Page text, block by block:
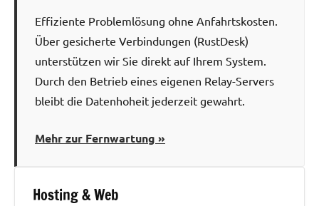
Effiziente Problemlösung ohne Anfahrtskosten.
Über gesicherte Verbindungen (RustDesk)
unterstützen wir Sie direkt auf Ihrem System.
Durch den Betrieb eines eigenen Relay-Servers
bleibt die Datenhoheit jederzeit gewahrt.
Mehr zur Fernwartung »
Hosting & Web